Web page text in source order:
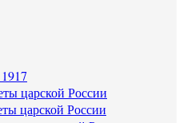
царской России
царской России